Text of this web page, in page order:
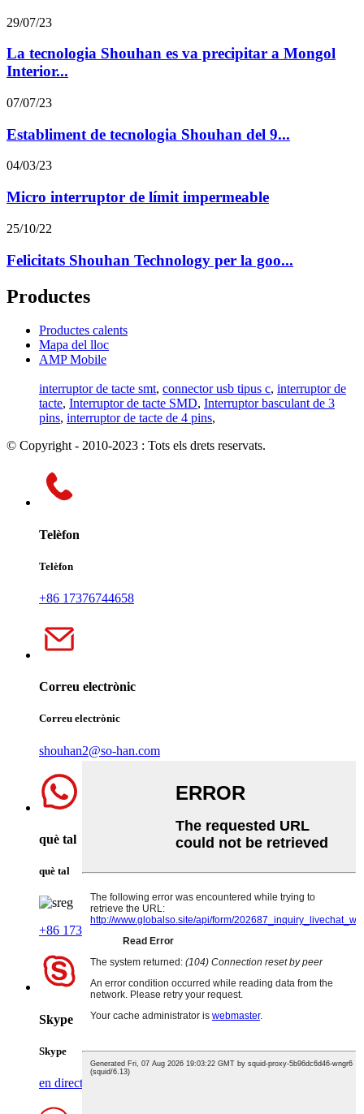
29/07/23
La tecnologia Shouhan es va precipitar a Mongol
Interior...
07/07/23
Establiment de tecnologia Shouhan del 9...
04/03/23
Micro interruptor de límit impermeable
25/10/22
Felicitats Shouhan Technology per la goo...
Productes
Productes calents
Mapa del lloc
AMP Mobile
interruptor de tacte smt, connector usb tipus c, interruptor de
tacte, Interruptor de tacte SMD, Interruptor basculant de 3
pins, interruptor de tacte de 4 pins,
© Copyright - 2010-2023 : Tots els drets reservats.
Telèfon
Telèfon
+86 17376744658
Correu electrònic
Correu electrònic
shouhan2@so-han.com
què tal
què tal
+86 17376744658
Skype
Skype
en directe: +86 13714926791